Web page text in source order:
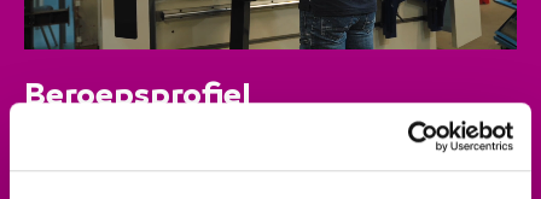
Beroepsprofiel
Je werkt nauwkeurig en geconcentreerd. En je bent
goed in communiceren. Ook onder druk kun jij